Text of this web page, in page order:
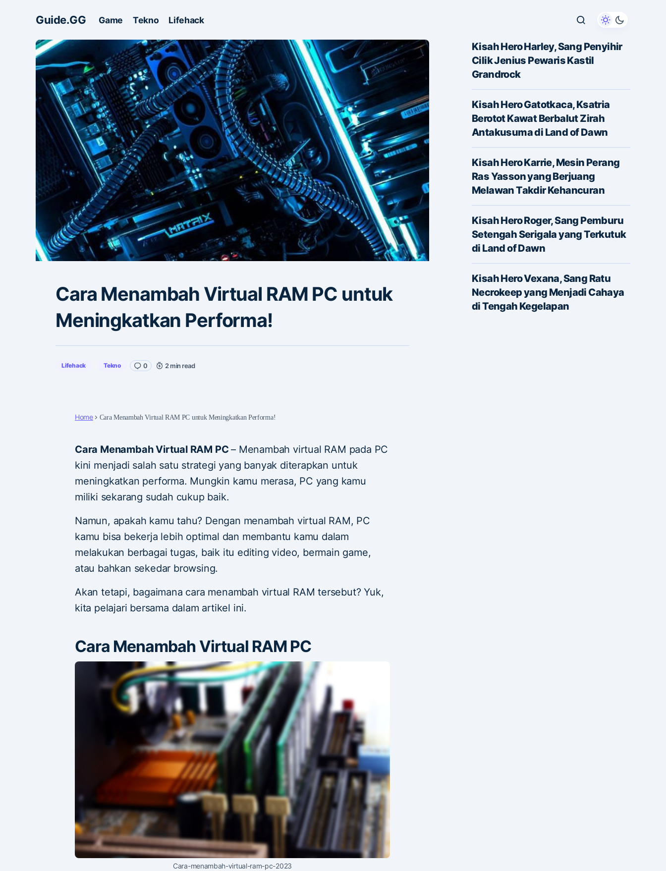
Guide.GG Game Tekno Lifehack
Cara Menambah Virtual RAM PC untuk
Meningkatkan Performa!
Lifehack Tekno 0 2 min read
Home Cara Menambah Virtual RAM PC untuk Meningkatkan Performa!
Cara Menambah Virtual RAM PC– Menambah virtual RAM pada PC
kini menjadi salah satu strategi yang banyak diterapkan untuk
meningkatkan performa. Mungkin kamu merasa, PC yang kamu
miliki sekarang sudah cukup baik.
Namun, apakah kamu tahu? Dengan menambah virtual RAM, PC
kamu bisa bekerja lebih optimal dan membantu kamu dalam
melakukan berbagai tugas, baik itu editing video, bermain game,
atau bahkan sekedar browsing.
Akan tetapi, bagaimana cara menambah virtual RAM tersebut? Yuk,
kita pelajari bersama dalam artikel ini.
Cara Menambah Virtual RAM PC
Cara-menambah-virtual-ram-pc-2023
Kisah Hero Harley, Sang Penyihir
Cilik Jenius Pewaris Kastil
Grandrock
Kisah Hero Gatotkaca, Ksatria
Berotot Kawat Berbalut Zirah
Antakusuma di Land of Dawn
Kisah Hero Karrie, Mesin Perang
Ras Yasson yang Berjuang
Melawan Takdir Kehancuran
Kisah Hero Roger, Sang Pemburu
Setengah Serigala yang Terkutuk
di Land of Dawn
Kisah Hero Vexana, Sang Ratu
Necrokeep yang Menjadi Cahaya
di Tengah Kegelapan